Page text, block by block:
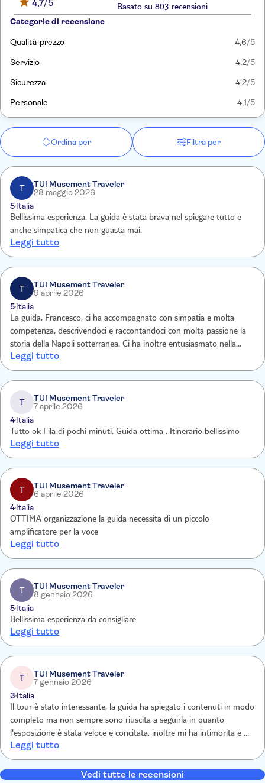
4,7/5
Basato su 803 recensioni
Categorie di recensione
Qualità-prezzo 4,6/5
Servizio 4,2/5
Sicurezza 4,2/5
Personale 4,1/5
Ordina per Filtra per
T
TUI Musement Traveler
28 maggio 2026
5Italia
Bellissima esperienza. La guida è stata brava nel spiegare tutto e
anche simpatica che non guasta mai.
Leggi tutto
T
TUI Musement Traveler
9 aprile 2026
5Italia
La guida, Francesco, ci ha accompagnato con simpatia e molta
competenza, descrivendoci e raccontandoci con molta passione la
storia della Napoli sotterranea. Ci ha inoltre entusiasmato nella
visita e nel racconto della storia del teatro scoperto da poco ed i
lavori per riportare alla luce il teatro.
Leggi tutto
T
TUI Musement Traveler
7 aprile 2026
4Italia
Tutto ok Fila di pochi minuti. Guida ottima . Itinerario bellissimo
Leggi tutto
T
TUI Musement Traveler
6 aprile 2026
4Italia
OTTIMA organizzazione la guida necessita di un piccolo
amplificatore per la voce
Leggi tutto
T
TUI Musement Traveler
8 gennaio 2026
5Italia
Bellissima esperienza da consigliare
Leggi tutto
T
TUI Musement Traveler
7 gennaio 2026
3 Italia
Il tour è stato interessante, la guida ha spiegato i contenuti in modo
completo ma non sempre sono riuscita a seguirla in quanto
l'esposizione è stata veloce e concitata, inoltre mi ha intimorita e ho
rinunciato alla parte facoltativa. Nel complesso buono
Leggi tutto
Vedi tutte le recensioni